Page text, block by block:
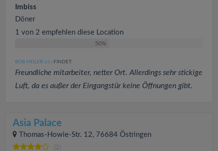
Imbiss
Döner
1 von 2 empfehlen diese Location
50%
BOB HEILER (11 ) FINDET:
Freundliche mitarbeiter, netter Ort. Allerdings sehr stickige
Luft, da es außer der Eingangstür keine Öffnungen gibt.
Asia Palace
Thomas-Howie-Str. 12, 76684 Östringen
(2)